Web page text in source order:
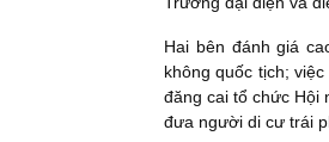
Hai bên đánh giá
không quốc tịch;
đăng cai tổ chức Hội
đưa người di cư trái